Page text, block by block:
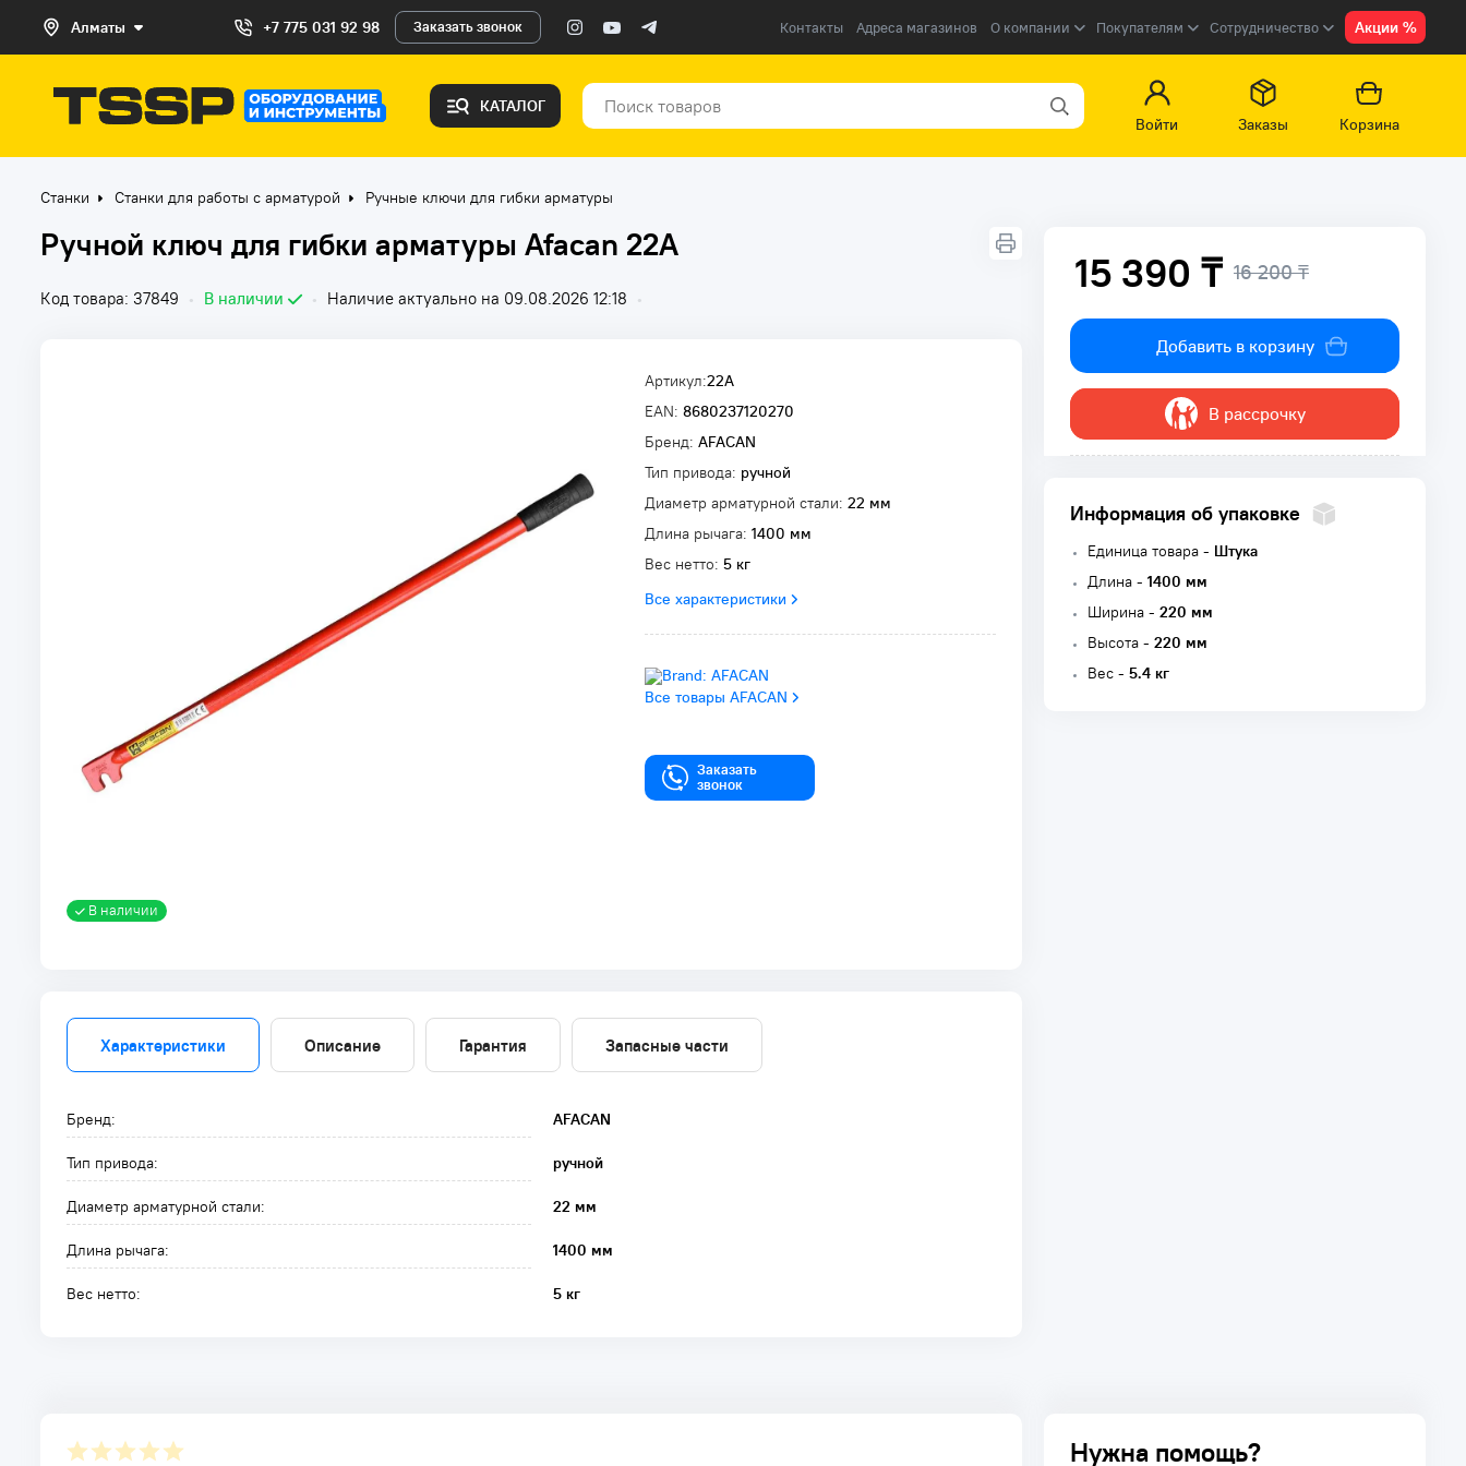
Алматы +7 775 031 92 98 Заказать звонок Контакты Адреса магазинов О компании Покупателям Сотрудничество Акции %
КАТАЛОГ
Войти
Заказы Корзина
Станки Станки для работы с арматурой Ручные ключи для гибки арматуры
Ручной ключ для гибки арматуры Afacan 22А
Код товара: 37849 • В наличии • Наличие актуально на 09.08.2026 12:18 •
В наличии
Артикул:22A
EAN: 8680237120270
Бренд: AFACAN
Тип привода: ручной
Диаметр арматурной стали: 22 мм
Длина рычага: 1400 мм
Вес нетто: 5 кг
Все характеристики
Все товары AFACAN
Заказать
звонок
15 390 ₸ 16 200 ₸
Добавить в корзину
В рассрочку
Информация об упаковке
Единица товара - Штука
Длина - 1400 мм
Ширина - 220 мм
Высота - 220 мм
Вес - 5.4 кг
Характеристики Описание Гарантия Запасные части
Бренд: AFACAN
Тип привода: ручной
Диаметр арматурной стали: 22 мм
Длина рычага: 1400 мм
Вес нетто: 5 кг
Нужна помощь?